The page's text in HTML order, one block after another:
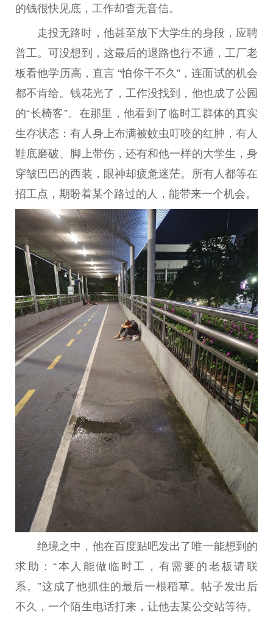
的钱很快见底，工作却杳无音信。
走投无路时，他甚至放下大学生的身段，应聘
普工。可没想到，这最后的退路也行不通，工厂老
板看他学历高，直言 “怕你干不久”，连面试的机会
都不肯给。钱花光了，工作没找到，他也成了公园
的“长椅客”。在那里，他看到了临时工群体的真实
生存状态：有人身上布满被蚊虫叮咬的红肿，有人
鞋底磨破、脚上带伤，还有和他一样的大学生，身
穿皱巴巴的西装，眼神却疲惫迷茫。所有人都等在
招工点，期盼着某个路过的人，能带来一个机会。
绝境之中，他在百度贴吧发出了唯一能想到的
求助：“本人能做临时工，有需要的老板请联
系。”这成了他抓住的最后一根稻草。帖子发出后
不久，一个陌生电话打来，让他去某公交站等待。